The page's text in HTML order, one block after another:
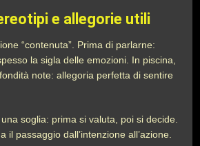
e allegorie utili
“contenuta”. Prima di parlarne:
la sigla delle emozioni. In piscina,
note: allegoria perfetta di sentire
soglia: prima si valuta, poi si decide.
il passaggio dall’intenzione all’azione.